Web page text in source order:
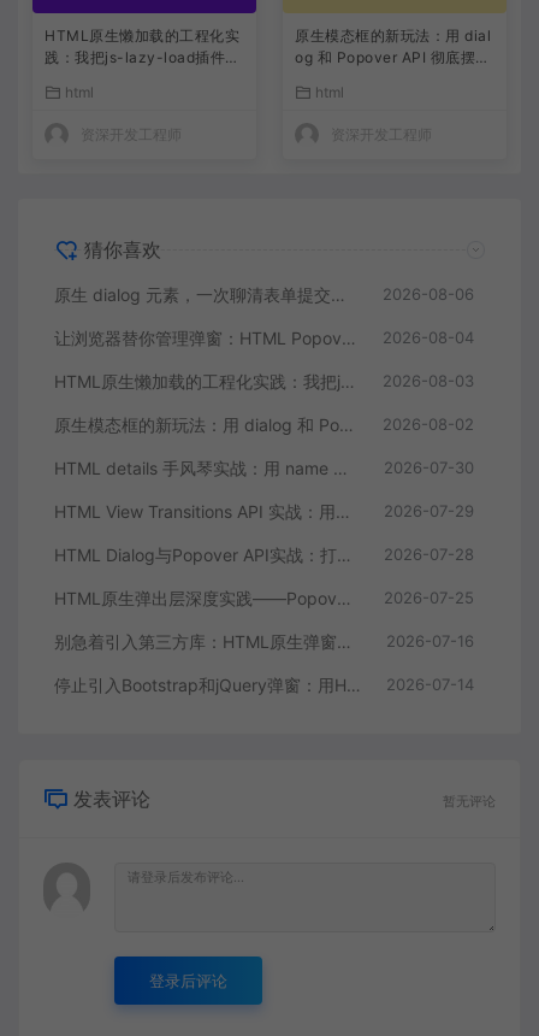
HTML原生懒加载的工程化实
践：我把js-lazy-load插件从
html
资深开发工程师
原生模态框的新玩法：用 dial
og 和 Popover API 彻底摆脱
html
资深开发工程师
猜你喜欢
原生 dialog 元素，一次聊清表单提交、焦点管理和动画 2026-08-06
让浏览器替你管理弹窗：HTML Popover API 的五个落地思路 2026-08-04
HTML原生懒加载的工程化实践：我把js-lazy-load插件从项目里删了 2026-08-03
原生模态框的新玩法：用 dialog 和 Popover API 彻底摆脱弹窗库 2026-08-02
HTML details 手风琴实战：用 name 属性零 JS 实现互斥折叠面板 2026-07-30
HTML View Transitions API 实战：用原生API实现丝滑的页面切换动画 2026-07-29
HTML Dialog与Popover API实战：打造无依赖的原生模态弹窗组件 2026-07-28
HTML原生弹出层深度实践——Popover API让动态浮层告别JavaScript 2026-07-25
别急着引入第三方库：HTML原生弹窗能力已经足够强了 2026-07-16
停止引入Bootstrap和jQuery弹窗：用HTML原生dialog和Popover重构交互层 2026-07-14
发表评论 暂无评论
登录后评论